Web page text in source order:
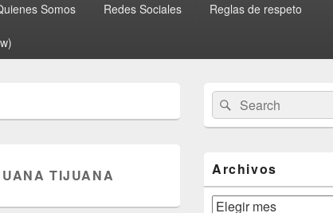
Somos Redes Sociales Reglas de respeto
TIJUANA
Primary
Sidebar
Widget
Area
Search
for:
Search
Archivos
Archivos